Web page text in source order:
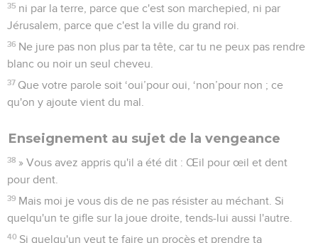
35 ni par la terre, parce que c'est son marchepied, ni par
Jérusalem, parce que c'est la ville du grand roi.
36 Ne jure pas non plus par ta tête, car tu ne peux pas rendre
blanc ou noir un seul cheveu.
37 Que votre parole soit ‘oui’pour oui, ‘non’pour non ; ce
qu'on y ajoute vient du mal.
Enseignement au sujet de la vengeance
38 » Vous avez appris qu'il a été dit : Œil pour œil et dent
pour dent.
39 Mais moi je vous dis de ne pas résister au méchant. Si
quelqu'un te gifle sur la joue droite, tends-lui aussi l'autre.
40 Si quelqu'un veut te faire un procès et prendre ta